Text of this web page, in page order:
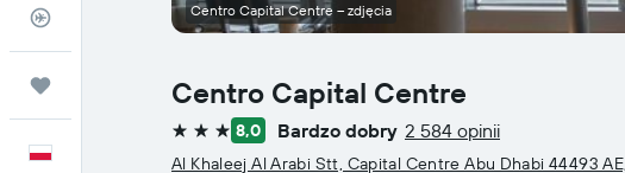
Centro Capital Centre
3 gwiazdki
8,0 Bardzo dobry 2 584 opinii
Al Khaleej Al Arabi Stt, Capital Centre Abu Dhabi 44493
Centro Capital Centre – zdjęcia